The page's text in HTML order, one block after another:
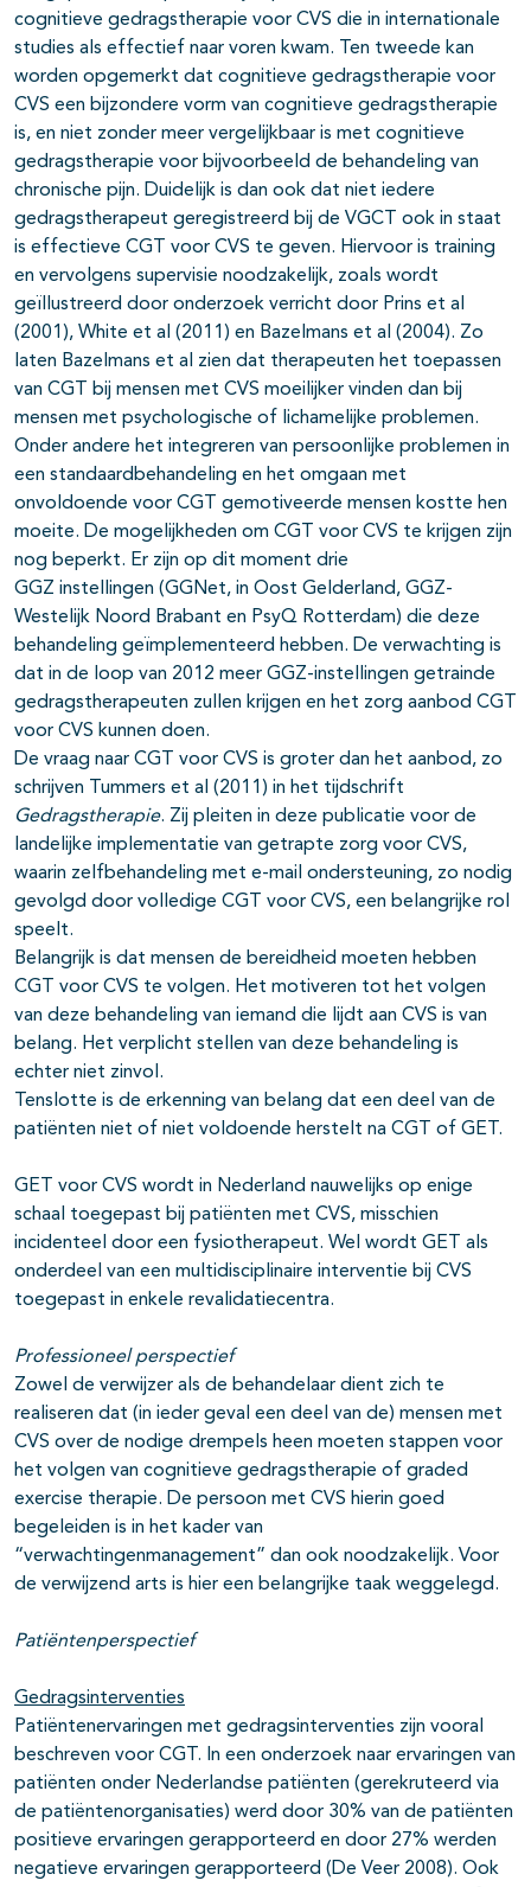
cognitieve gedragstherapie voor CVS die in internationale
studies als effectief naar voren kwam. Ten tweede kan
worden opgemerkt dat cognitieve gedragstherapie voor
CVS een bijzondere vorm van cognitieve gedragstherapie
is, en niet zonder meer vergelijkbaar is met cognitieve
gedragstherapie voor bijvoorbeeld de behandeling van
chronische pijn. Duidelijk is dan ook dat niet iedere
gedragstherapeut geregistreerd bij de VGCT ook in staat
is effectieve CGT voor CVS te geven. Hiervoor is training
en vervolgens supervisie noodzakelijk, zoals wordt
geïllustreerd door onderzoek verricht door Prins et al
(2001), White et al (2011) en Bazelmans et al (2004). Zo
laten Bazelmans et al zien dat therapeuten het toepassen
van CGT bij mensen met CVS moeilijker vinden dan bij
mensen met psychologische of lichamelijke problemen.
Onder andere het integreren van persoonlijke problemen in
een standaardbehandeling en het omgaan met
onvoldoende voor CGT gemotiveerde mensen kostte hen
moeite. De mogelijkheden om CGT voor CVS te krijgen zijn
nog beperkt. Er zijn op dit moment drie
GGZ instellingen (GGNet, in Oost Gelderland, GGZ-
Westelijk Noord Brabant en PsyQ Rotterdam) die deze
behandeling geïmplementeerd hebben. De verwachting is
dat in de loop van 2012 meer GGZ-instellingen getrainde
gedragstherapeuten zullen krijgen en het zorg aanbod CGT
voor CVS kunnen doen.
De vraag naar CGT voor CVS is groter dan het aanbod, zo
schrijven Tummers et al (2011) in het tijdschrift
Gedragstherapie. Zij pleiten in deze publicatie voor de
landelijke implementatie van getrapte zorg voor CVS,
waarin zelfbehandeling met e-mail ondersteuning, zo nodig
gevolgd door volledige CGT voor CVS, een belangrijke rol
speelt.
Belangrijk is dat mensen de bereidheid moeten hebben
CGT voor CVS te volgen. Het motiveren tot het volgen
van deze behandeling van iemand die lijdt aan CVS is van
belang. Het verplicht stellen van deze behandeling is
echter niet zinvol.
Tenslotte is de erkenning van belang dat een deel van de
patiënten niet of niet voldoende herstelt na CGT of GET.
GET voor CVS wordt in Nederland nauwelijks op enige
schaal toegepast bij patiënten met CVS, misschien
incidenteel door een fysiotherapeut. Wel wordt GET als
onderdeel van een multidisciplinaire interventie bij CVS
toegepast in enkele revalidatiecentra.
Professioneel perspectief
Zowel de verwijzer als de behandelaar dient zich te
realiseren dat (in ieder geval een deel van de) mensen met
CVS over de nodige drempels heen moeten stappen voor
het volgen van cognitieve gedragstherapie of graded
exercise therapie. De persoon met CVS hierin goed
begeleiden is in het kader van
“verwachtingenmanagement” dan ook noodzakelijk. Voor
de verwijzend arts is hier een belangrijke taak weggelegd.
Patiëntenperspectief
Gedragsinterventies
Patiëntenervaringen met gedragsinterventies zijn vooral
beschreven voor CGT. In een onderzoek naar ervaringen van
patiënten onder Nederlandse patiënten (gerekruteerd via
de patiëntenorganisaties) werd door 30% van de patiënten
positieve ervaringen gerapporteerd en door 27% werden
negatieve ervaringen gerapporteerd (De Veer 2008). Ook